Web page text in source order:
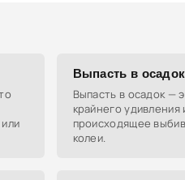
Выпасть в осадок
Выпасть в осадок —
крайнего удивления
происходящее
колеи.